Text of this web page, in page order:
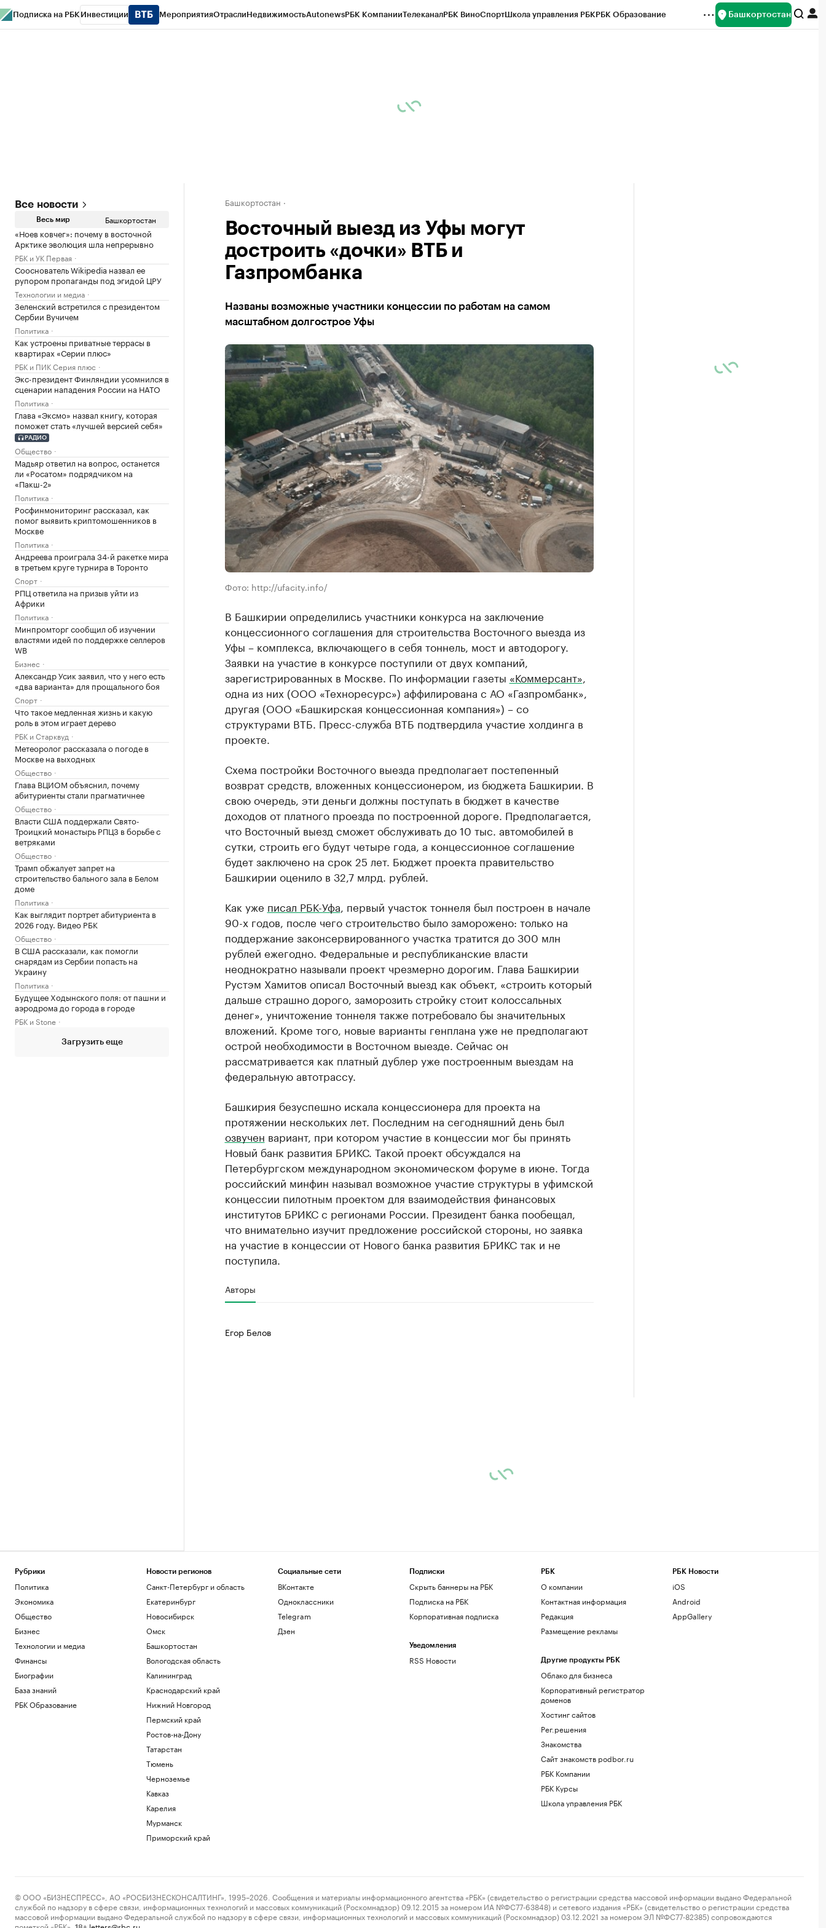
Подписка на РБК Инвестиции МероприятияОтраслиНедвижимостьAutonewsРБК КомпанииТелеканалРБК ВиноСпортШкола управления РБКРБК Образование Башкортостан
Все новости
Весь мир Башкортостан
«Ноев ковчег»: почему в восточной
Арктике эволюция шла непрерывно
РБК и УК Первая
Сооснователь Wikipedia назвал ее
рупором пропаганды под эгидой ЦРУ
Технологии и медиа
Зеленский встретился с президентом
Сербии Вучичем
Политика
Как устроены приватные террасы в
квартирах «Серии плюс»
РБК и ПИК Серия плюс
Экс-президент Финляндии усомнился в
сценарии нападения России на НАТО
Политика
Глава «Эксмо» назвал книгу, которая
поможет стать «лучшей версией себя»
РАДИО
Общество
Мадьяр ответил на вопрос, останется
ли «Росатом» подрядчиком на
«Пакш-2»
Политика
Росфинмониторинг рассказал, как
помог выявить криптомошенников в
Москве
Политика
Андреева проиграла 34-й ракетке мира
в третьем круге турнира в Торонто
Спорт
РПЦ ответила на призыв уйти из
Африки
Политика
Минпромторг сообщил об изучении
властями идей по поддержке селлеров
WB
Бизнес
Александр Усик заявил, что у него есть
«два варианта» для прощального боя
Спорт
Что такое медленная жизнь и какую
роль в этом играет дерево
РБК и Старквуд
Метеоролог рассказала о погоде в
Москве на выходных
Общество
Глава ВЦИОМ объяснил, почему
абитуриенты стали прагматичнее
Общество
Власти США поддержали Свято-
Троицкий монастырь РПЦЗ в борьбе с
ветряками
Общество
Трамп обжалует запрет на
строительство бального зала в Белом
доме
Политика
Как выглядит портрет абитуриента в
2026 году. Видео РБК
Общество
В США рассказали, как помогли
снарядам из Сербии попасть на
Украину
Политика
Будущее Ходынского поля: от пашни и
аэродрома до города в городе
РБК и Stone
Загрузить еще
Башкортостан
Восточный выезд из Уфы могут
достроить «дочки» ВТБ и
Газпромбанка
Названы возможные участники концессии по работам на самом
масштабном долгострое Уфы
Фото: http://ufacity.info/
В Башкирии определились участники конкурса на заключение
концессионного соглашения для строительства Восточного выезда из
Уфы – комплекса, включающего в себя тоннель, мост и автодорогу.
Заявки на участие в конкурсе поступили от двух компаний,
зарегистрированных в Москве. По информации газеты «Коммерсант»
одна из них (ООО «Техноресурс») аффилирована с АО «Газпромбанк»,
другая (ООО «Башкирская концессионная компания») – со
структурами ВТБ. Пресс-служба ВТБ подтвердила участие холдинга в
проекте.
Схема постройки Восточного выезда предполагает постепенный
возврат средств, вложенных концессионером, из бюджета Башкирии. В
свою очередь, эти деньги должны поступать в бюджет в качестве
доходов от платного проезда по построенной дороге. Предполагается,
что Восточный выезд сможет обслуживать до 10 тыс. автомобилей в
сутки, строить его будут четыре года, а концессионное соглашение
будет заключено на срок 25 лет. Бюджет проекта правительство
Башкирии оценило в 32,7 млрд. рублей.
Как уже писал РБК-Уфа , первый участок тоннеля был построен в начале
90-х годов, после чего строительство было заморожено: только на
поддержание законсервированного участка тратится до 300 млн
рублей ежегодно. Федеральные и республиканские власти
неоднократно называли проект чрезмерно дорогим. Глава Башкирии
Рустэм Хамитов описал Восточный выезд как объект, «строить который
дальше страшно дорого, заморозить стройку стоит колоссальных
денег», уничтожение тоннеля также потребовало бы значительных
вложений. Кроме того, новые варианты генплана уже не предполагают
острой необходимости в Восточном выезде. Сейчас он
рассматривается как платный дублер уже построенным выездам на
федеральную автотрассу.
Башкирия безуспешно искала концессионера для проекта на
протяжении нескольких лет. Последним на сегодняшний день был
озвучен вариант, при котором участие в концессии мог бы принять
Новый банк развития БРИКС. Такой проект обсуждался на
Петербургском международном экономическом форуме в июне. Тогда
российский минфин называл возможное участие структуры в уфимской
концессии пилотным проектом для взаимодействия финансовых
институтов БРИКС с регионами России. Президент банка пообещал,
что внимательно изучит предложение российской стороны, но заявка
на участие в концессии от Нового банка развития БРИКС так и не
поступила.
Авторы
Егор Белов
Рубрики
Политика
Экономика
Общество
Бизнес
Технологии и медиа
Финансы
Биографии
База знаний
РБК Образование
Новости регионов
Санкт-Петербург и область
Екатеринбург
Новосибирск
Омск
Башкортостан
Вологодская область
Калининград
Краснодарский край
Нижний Новгород
Пермский край
Ростов-на-Дону
Татарстан
Тюмень
Черноземье
Кавказ
Карелия
Мурманск
Приморский край
Социальные сети
ВКонтакте
Одноклассники
Telegram
Дзен
Подписки
Скрыть баннеры на РБК
Подписка на РБК
Корпоративная подписка
Уведомления
RSS Новости
РБК
О компании
Контактная информация
Редакция
Размещение рекламы
Другие продукты РБК
Облако для бизнеса
Корпоративный регистратор
доменов
Хостинг сайтов
Рег.решения
Знакомства
Сайт знакомств podbor.ru
РБК Компании
РБК Курсы
Школа управления РБК
РБК Новости
iOS
Android
AppGallery
© ООО «БИЗНЕСПРЕСС», АО «РОСБИЗНЕСКОНСАЛТИНГ», 1995–2026. Сообщения и материалы информационного агентства «РБК» (свидетельство о регистрации средства массовой информации выдано Федеральной
службой по надзору в сфере связи, информационных технологий и массовых коммуникаций (Роскомнадзор) 09.12.2015 за номером ИА №ФС77-63848) и сетевого издания «РБК» (свидетельство о регистрации средства
массовой информации выдано Федеральной службой по надзору в сфере связи, информационных технологий и массовых коммуникаций (Роскомнадзор) 03.12.2021 за номером ЭЛ №ФС77-82385) сопровождаются